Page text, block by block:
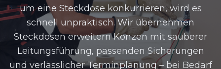
um eine Steckdose konkurrieren, wird es
schnell unpraktisch. Wir übernehmen
Steckdosen erweitern Konzen mit sauberer
Leitungsführung, passenden Sicherungen
und verlässlicher Terminplanung – bei Bedarf